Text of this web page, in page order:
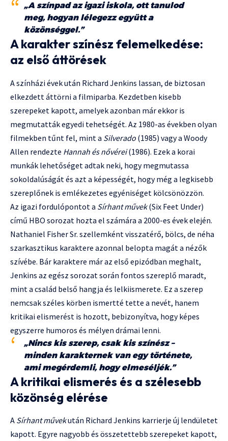
„A színpad az igazi iskola, ott tanulod
meg, hogyan lélegezz együtt a
közönséggel.”
A karakter színész felemelkedése:
az első áttörések
A színházi évek után Richard Jenkins lassan, de biztosan
elkezdett áttörni a filmiparba. Kezdetben kisebb
szerepeket kapott, amelyek azonban már ekkor is
megmutatták egyedi tehetségét. Az 1980-as években olyan
filmekben tűnt fel, mint a Silverado (1985) vagy a Woody
Allen rendezte Hannah és nővérei(1986). Ezek a korai
munkák lehetőséget adtak neki, hogy megmutassa
sokoldalúságát és azt a képességét, hogy még a legkisebb
szereplőnek is emlékezetes egyéniséget kölcsönözzön.
Az igazi fordulópontot a Sírhant művek(Six Feet Under)
című HBO sorozat hozta el számára a 2000-es évek elején.
Nathaniel Fisher Sr. szellemként visszatérő, bölcs, de néha
szarkasztikus karaktere azonnal belopta magát a nézők
szívébe. Bár karaktere már az első epizódban meghalt,
Jenkins az egész sorozat során fontos szereplő maradt,
mint a család belső hangja és lelkiismerete. Ez a szerep
nemcsak széles körben ismertté tette a nevét, hanem
kritikai elismerést is hozott, bebizonyítva, hogy képes
egyszerre humoros és mélyen drámai lenni.
„Nincs kis szerep, csak kis színész –
minden karakternek van egy története,
ami megérdemli, hogy elmeséljék.”
A kritikai elismerés és a szélesebb
közönség elérése
A Sírhant művekután Richard Jenkins karrierje új lendületet
kapott. Egyre nagyobb és összetettebb szerepeket kapott,